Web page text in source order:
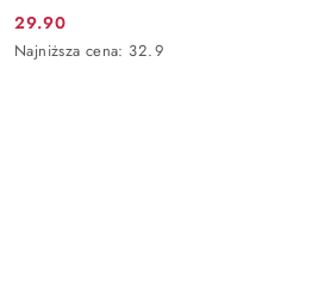
Cena
promocyjna:
29.90
Najniższa
Najniższa cena: 32.9